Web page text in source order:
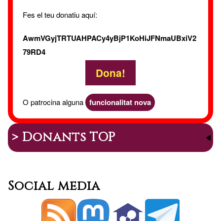
Fes el teu donatiu aquí:
AwmVGyjTRTUAHPACy4yBjP1KoHiJFNmaUBxiV2
79RD4
Dona!
O patrocina alguna funcionalitat nova
> Donants TOP
Social media